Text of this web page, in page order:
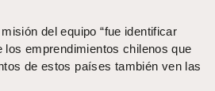
del equipo “fue identificar
los emprendimientos chilenos que
de estos países también ven las